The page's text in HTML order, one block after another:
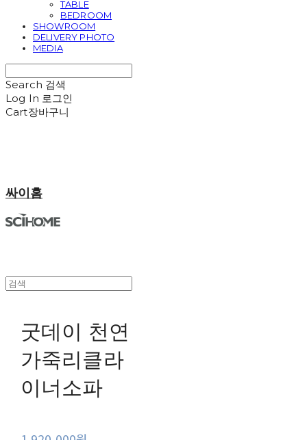
TABLE
BEDROOM
SHOWROOM
DELIVERY PHOTO
MEDIA
Search 검색
Log In 로그인
Cart장바구니
싸이홈
굿데이 천연
가죽리클라
이너소파